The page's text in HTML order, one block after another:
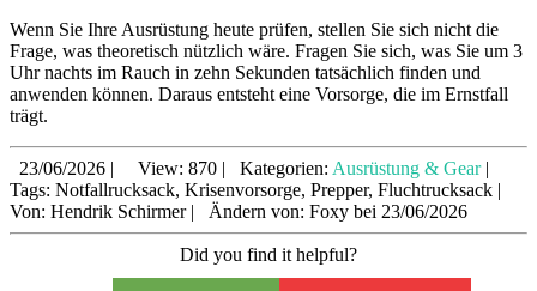
Wenn Sie Ihre Ausrüstung heute prüfen, stellen Sie sich nicht die
Frage, was theoretisch nützlich wäre. Fragen Sie sich, was Sie um 3
Uhr nachts im Rauch in zehn Sekunden tatsächlich finden und
anwenden können. Daraus entsteht eine Vorsorge, die im Ernstfall
trägt.
23/06/2026 | View: 870 | Kategorien: Ausrüstung & Gear |
Tags: Notfallrucksack, Krisenvorsorge, Prepper, Fluchtrucksack |
Von: Hendrik Schirmer | Ändern von: Foxy bei 23/06/2026
Did you find it helpful?